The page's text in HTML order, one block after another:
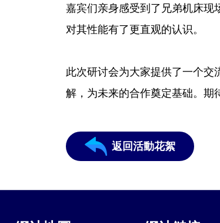
嘉宾们亲身感受到了兄弟机床现
对其性能有了更直观的认识。
此次研讨会为大家提供了一个
解，为未来的合作奠定基础。期
返回活動花絮